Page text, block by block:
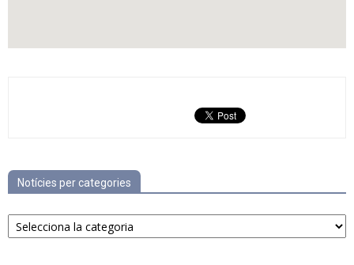
Notícies per categories
Notícies
per